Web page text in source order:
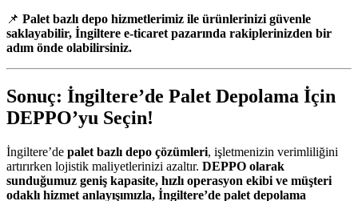
📌 Palet bazlı depo hizmetlerimiz ile ürünlerinizi güvenle
saklayabilir, İngiltere e-ticaret pazarında rakiplerinizden bir
adım önde olabilirsiniz.
Sonuç: İngiltere’de Palet Depolama İçin
DEPPO’yu Seçin!
İngiltere’de palet bazlı depo çözümleri, işletmenizin verimliliğini
artırırken lojistik maliyetlerinizi azaltır. DEPPO olarak
sunduğumuz geniş kapasite, hızlı operasyon ekibi ve müşteri
odaklı hizmet anlayışımızla, İngiltere’de palet depolama